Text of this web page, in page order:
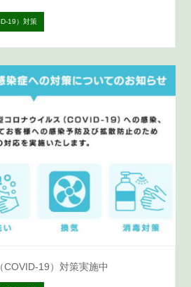
19）対策
COVID-19）対策実施中